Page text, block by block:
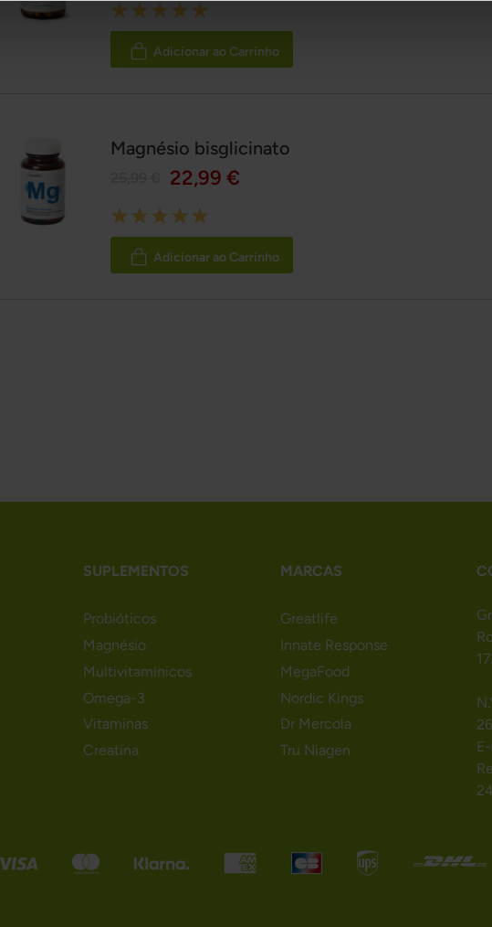
Rating:
100%
Adicionar ao Carrinho
Magnésio bisglicinato
22,99 €
Rating:
100%
Adicionar ao Carrinho
SUPLEMENTOS
Probióticos
Magnésio
Multivitamínicos
Omega-3
Vitaminas
Creatina
MARCAS
Greatlife
Innate Response
MegaFood
Nordic Kings
Dr Mercola
Tru Niagen